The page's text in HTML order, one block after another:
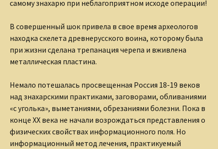
самому знахарю при неблагоприятном исходе операции!
В совершенный шок привела в свое время археологов
находка скелета древнерусского воина, которому была
при жизни сделана трепанация черепа и вживлена
металлическая пластина.
Немало потешалась просвещенная Россия 18-19 веков
над знахарскими практиками, заговорами, обливаниями
«с уголька», выметаниями, обрезаниями болезни. Пока в
конце ХХ века не начали возрождаться представления о
физических свойствах информационного поля. Но
информационный метод лечения, практикуемый